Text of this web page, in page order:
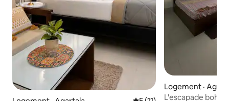
Logement ·
L'escapade